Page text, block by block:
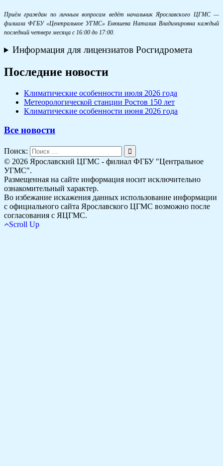
Приём граждан по личным вопросам ведёт начальник Ярославского ЦГМС —
филиала ФГБУ «Центральное УГМС» Енюшева Наталия Владимировна каждый
последний четверг месяца с 16:00 до 17:00.
Информация для лицензиатов Росгидромета
Последние новости
Климатические особенности июля 2026 года
Метеорологической станции Ростов 150 лет
Климатические особенности июня 2026 года
Все новости
Поиск:
© 2026 Ярославский ЦГМС - филиал ФГБУ "Центральное
УГМС".
Размещенная на сайте информация носит исключительно
ознакомительный характер.
Во избежание искажения данных использование информации
с официального сайта Ярославского ЦГМС возможно после
согласования с ЯЦГМС.
Scroll Up